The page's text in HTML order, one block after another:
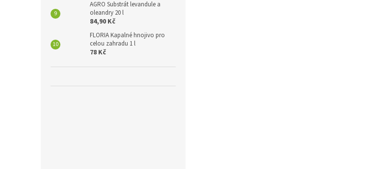
AGRO Substrát levandule a
oleandry 20 l
84,90 Kč
FLORIA Kapalné hnojivo pro
celou zahradu 1 l
78 Kč